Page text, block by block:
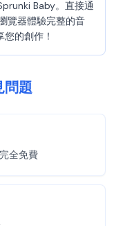
Baby。直接通
覽器體驗完整的音
的創作！
題
全免費